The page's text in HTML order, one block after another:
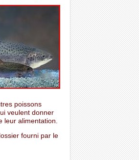
poissons
veulent donner
leur alimentation.
fourni par le